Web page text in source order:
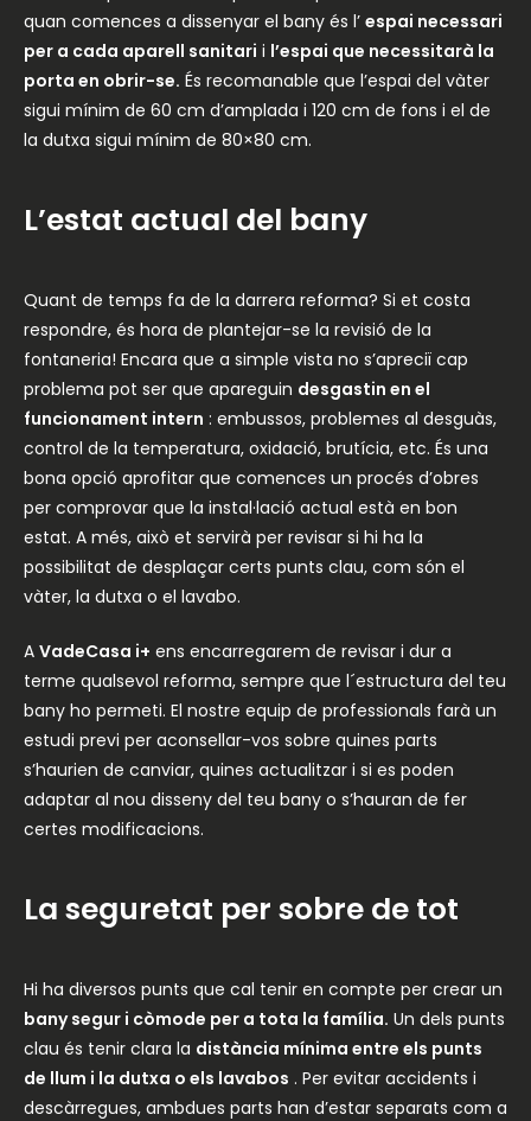
quan comences a dissenyar el bany és l’ espai necessari
per a cada aparell sanitari i l’espai que necessitarà la
porta en obrir-se. És recomanable que l’espai del vàter
sigui mínim de 60 cm d’amplada i 120 cm de fons i el de
la dutxa sigui mínim de 80×80 cm.
L’estat actual del bany
Quant de temps fa de la darrera reforma? Si et costa
respondre, és hora de plantejar-se la revisió de la
fontaneria! Encara que a simple vista no s’apreciï cap
problema pot ser que apareguin desgastin en el
funcionament intern : embussos, problemes al desguàs,
control de la temperatura, oxidació, brutícia, etc. És una
bona opció aprofitar que comences un procés d’obres
per comprovar que la instal·lació actual està en bon
estat. A més, això et servirà per revisar si hi ha la
possibilitat de desplaçar certs punts clau, com són el
vàter, la dutxa o el lavabo.
A VadeCasa i+ ens encarregarem de revisar i dur a
terme qualsevol reforma, sempre que l´estructura del teu
bany ho permeti. El nostre equip de professionals farà un
estudi previ per aconsellar-vos sobre quines parts
s’haurien de canviar, quines actualitzar i si es poden
adaptar al nou disseny del teu bany o s’hauran de fer
certes modificacions.
La seguretat per sobre de tot
Hi ha diversos punts que cal tenir en compte per crear un
bany segur i còmode per a tota la família. Un dels punts
clau és tenir clara la distància mínima entre els punts
de llum i la dutxa o els lavabos . Per evitar accidents i
descàrregues, ambdues parts han d’estar separats com a